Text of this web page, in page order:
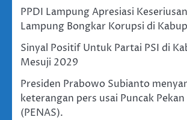
PPDI Lampung Apresiasi
Lampung Bongkar Korupsi di
Sinyal Positif Untuk Partai PSI di
Mesuji 2029
Presiden Prabowo Subianto
keterangan pers usai Puncak
(PENAS).